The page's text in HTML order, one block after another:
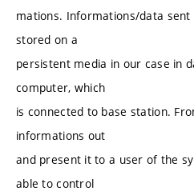
mations. Informations/data
stored on a
persistent media in our case in
computer, which
is connected to base station.
informations out
and present it to a user of the
able to control